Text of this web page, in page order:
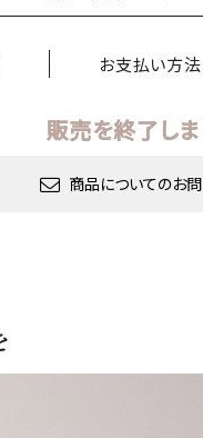
お支払い方法
販売を終了しま
商品についてのお